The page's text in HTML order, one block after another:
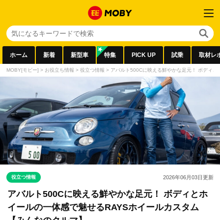
ホーム 新着 新型車 特集 PICK UP 試乗 取材レ
MOBY[モビー] > お役立ち情報 > 役立つ情報 > アバルト500Cに映える鮮やかな足元！ ボディ
役立つ情報 2026年06月03日更新
アバルト500Cに映える鮮やかな足元！ ボディとホ
イールの一体感で魅せるRAYSホイールカスタム